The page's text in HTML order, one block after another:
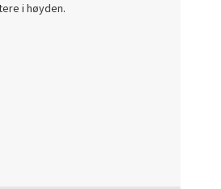
i høyden.